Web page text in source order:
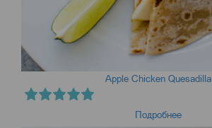
Apple Chicken Quesadilla
Подробнее